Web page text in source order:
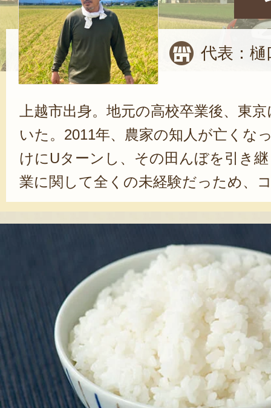
代表：樋
上越市出身。地元の高校卒業後、東
いた。2011年、農家の知人が亡くな
けにUターンし、その田んぼを引き
業に関して全くの未経験だっため、
クターを手に入れることからスター
家にノウハウを教わりながら、米栽
は不安も多かったそうだが、就農か
頃、お米を何度も購入してくれる人
てきたという。最初は2haだった田
大。とはいえ、「農家は日々勉強で
を忘れない。